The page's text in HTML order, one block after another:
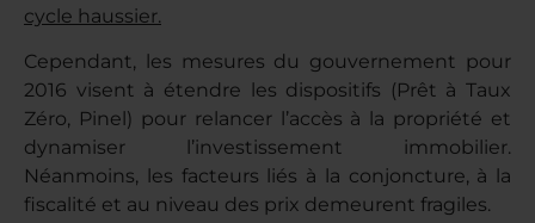
cycle haussier.
Cependant, les mesures du gouvernement pour
2016 visent à étendre les dispositifs (Prêt à Taux
Zéro, Pinel) pour relancer l’accès à la propriété et
dynamiser l’investissement immobilier.
Néanmoins, les facteurs liés à la conjoncture, à la
fiscalité et au niveau des prix demeurent fragiles.